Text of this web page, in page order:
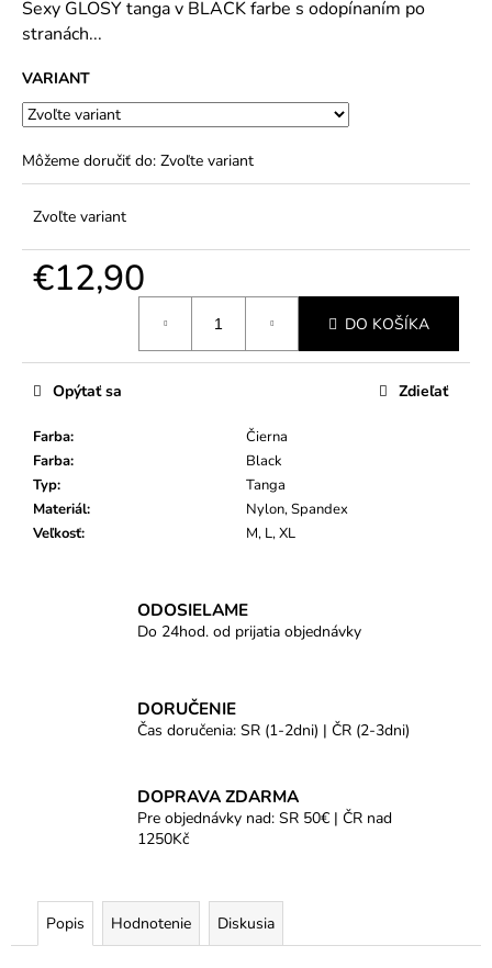
5
hviezdičiek.
Sexy GLOSY tanga v BLACK farbe s odopínaním po
stranách...
VARIANT
Môžeme doručiť do: Zvoľte variant
Zvoľte variant
€12,90
DO KOŠÍKA
Farba:
Čierna
Farba:
Black
Typ:
Tanga
Materiál:
Nylon, Spandex
Veľkosť: M, L, XL
Opýtať sa Zdieľať
ODOSIELAME
Do 24hod. od prijatia objednávky
DORUČENIE
Čas doručenia: SR (1-2dni) | ČR (2-3dni)
DOPRAVA ZDARMA
Pre objednávky nad: SR 50€ | ČR nad
1250Kč
Popis Hodnotenie Diskusia
a
e